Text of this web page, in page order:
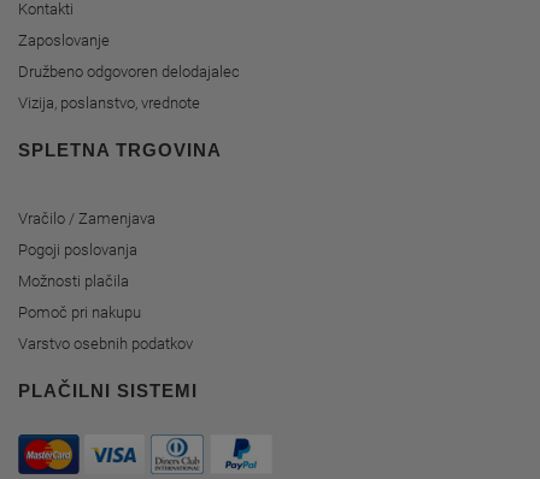
Kontakti
Zaposlovanje
Družbeno odgovoren delodajalec
Vizija, poslanstvo, vrednote
SPLETNA TRGOVINA
Vračilo / Zamenjava
Pogoji poslovanja
Možnosti plačila
Pomoč pri nakupu
Varstvo osebnih podatkov
PLAČILNI SISTEMI